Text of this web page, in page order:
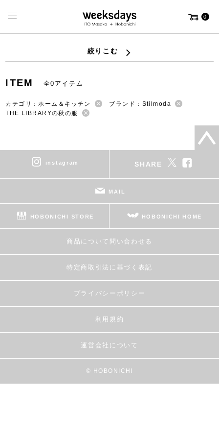
0
絞りこむ
ITEM 全0アイテム
カテゴリ：ホーム＆キッチン
ブランド：Stilmoda
THE LIBRARYの秋の服
instagram SHARE
MAIL
HOBONICHI STORE HOBONICHI HOME
商品について問い合わせる
特定商取引法に基づく表記
プライバシーポリシー
利用規約
運営会社について
© HOBONICHI